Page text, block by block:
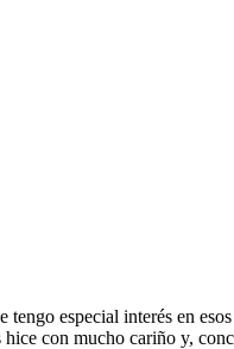
tengo especial interés en
con mucho cariño y,